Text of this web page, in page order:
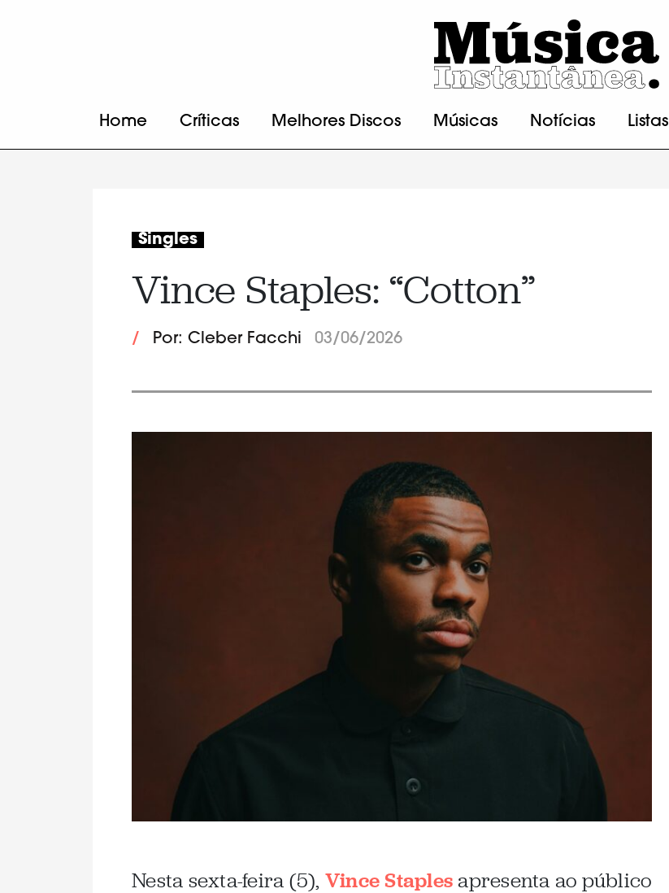
Home Críticas Melhores Discos Músicas Notícias Listas
Singles
Vince Staples: “Cotton”
/ Por: Cleber Facchi 03/06/2026
Nesta sexta-feira (5), Vince Staples apresenta ao público